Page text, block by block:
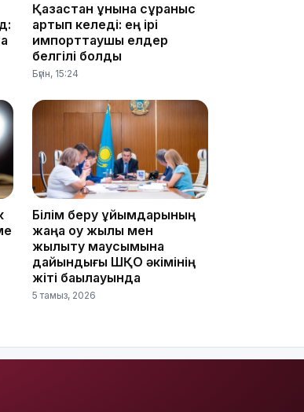
Қазақстан ұнына сұраныс
артып келеді: ең ірі
импорттаушы елдер
белгілі болды
Бүгін, 15:24
Білім беру ұйымдарының
жаңа оқу жылы мен
жылыту маусымына
дайындығы ШҚО әкімінің
жіті бақылауында
5 тамыз, 2026